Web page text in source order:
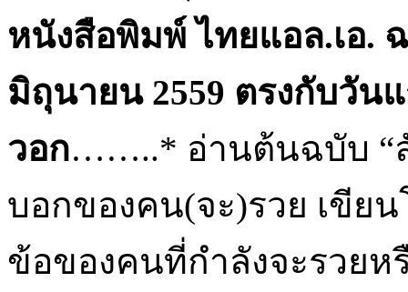
หนังสือพิมพ์ ไทยแอล.เอ.
มิถุนายน 2559 ตรงกับวัน
วอก……..* อ่านต้นฉบับ “
บอกของคน(จะ)รวย เขีย
ข้อของคนที่กำลังจะรวยห